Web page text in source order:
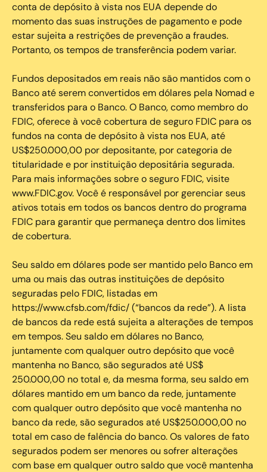
conta de depósito à vista nos EUA depende do
momento das suas instruções de pagamento e pode
estar sujeita a restrições de prevenção a fraudes.
Portanto, os tempos de transferência podem variar.
Fundos depositados em reais não são mantidos com o
Banco até serem convertidos em dólares pela Nomad e
transferidos para o Banco. O Banco, como membro do
FDIC, oferece à você cobertura de seguro FDIC para os
fundos na conta de depósito à vista nos EUA, até
US$250.000,00 por depositante, por categoria de
titularidade e por instituição depositária segurada.
Para mais informações sobre o seguro FDIC, visite
www.FDIC.gov. Você é responsável por gerenciar seus
ativos totais em todos os bancos dentro do programa
FDIC para garantir que permaneça dentro dos limites
de cobertura.
Seu saldo em dólares pode ser mantido pelo Banco em
uma ou mais das outras instituições de depósito
seguradas pelo FDIC, listadas em
https://www.cfsb.com/fdic/ (“bancos da rede”). A lista
de bancos da rede está sujeita a alterações de tempos
em tempos. Seu saldo em dólares no Banco,
juntamente com qualquer outro depósito que você
mantenha no Banco, são segurados até US$
250.000,00 no total e, da mesma forma, seu saldo em
dólares mantido em um banco da rede, juntamente
com qualquer outro depósito que você mantenha no
banco da rede, são segurados até US$250.000,00 no
total em caso de falência do banco. Os valores de fato
segurados podem ser menores ou sofrer alterações
com base em qualquer outro saldo que você mantenha